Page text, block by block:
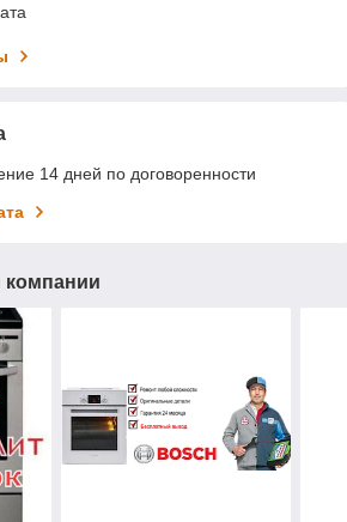
14 дней по договоренности
компании